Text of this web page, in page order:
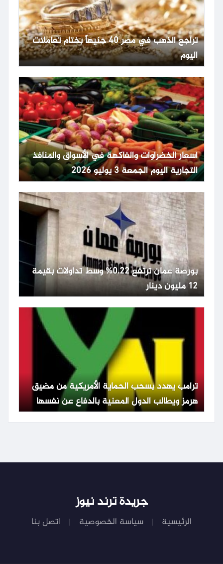
تراجع الذهب في مصر 40 جنيهاً بختام تعاملات
اليوم
أسعار الخضراوات والفاكهة في الأسواق والمنافذ
التجارية اليوم الجمعة 3 يوليو 2026
بورصة عمان ترتفع 0.22% وسط تداولات بقيمة
12 مليون دينار
ترامب يهدد بسحب الحماية الأمريكية من مضيق
هرمز ويطالب الدول المعنية بالدفاع عن نفسها
جريدة ترند نيوز
الرئيسية سياسة الخصوصية اتصل بنا